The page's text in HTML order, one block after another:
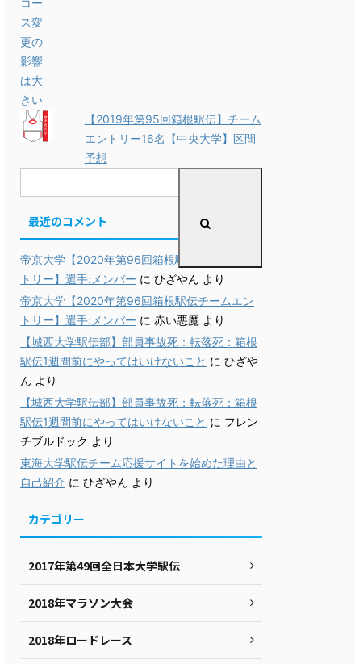
【2019年第95回箱根駅伝】チーム
エントリー16名【中央大学】区間
予想
最近のコメント
帝京大学【2020年第96回箱根駅伝チームエン
トリー】選手:メンバー に ひざやん より
帝京大学【2020年第96回箱根駅伝チームエン
トリー】選手:メンバー に 赤い悪魔 より
【城西大学駅伝部】部員事故死：転落死：箱根
駅伝1週間前にやってはいけないこと に ひざや
ん より
【城西大学駅伝部】部員事故死：転落死：箱根
駅伝1週間前にやってはいけないこと に フレン
チブルドック より
東海大学駅伝チーム応援サイトを始めた理由と
自己紹介 に ひざやん より
カテゴリー
2017年第49回全日本大学駅伝
2018年マラソン大会
2018年ロードレース